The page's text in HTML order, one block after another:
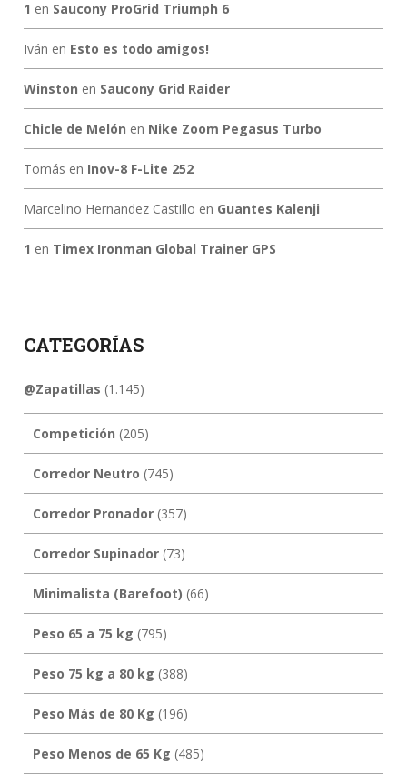
1 en Saucony ProGrid Triumph 6
Iván en Esto es todo amigos!
Winston en Saucony Grid Raider
Chicle de Melón en Nike Zoom Pegasus Turbo
Tomás en Inov-8 F-Lite 252
Marcelino Hernandez Castillo en Guantes Kalenji
1 en Timex Ironman Global Trainer GPS
CATEGORÍAS
@Zapatillas (1.145)
Competición (205)
Corredor Neutro (745)
Corredor Pronador(357)
Corredor Supinador(73)
Minimalista (Barefoot) (66)
Peso 65 a 75 kg (795)
Peso 75 kg a 80 kg (388)
Peso Más de 80 Kg (196)
Peso Menos de 65 Kg (485)